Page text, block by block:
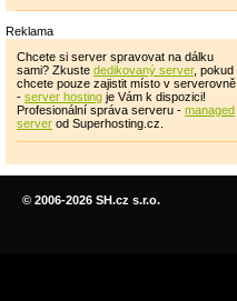
Reklama
Chcete si server spravovat na dálku
sami? Zkuste dedikovaný server, pokud
chcete pouze zajistit místo v serverovně
- server hosting je Vám k dispozici!
Profesionální správa serveru - managed
server od Superhosting.cz.
© 2006-2026 SH.cz s.r.o.